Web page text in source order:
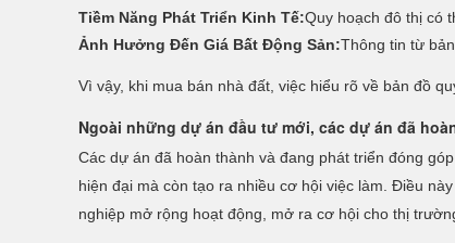
Tiềm Năng Phát Triển Kinh Tế:Quy hoạch đô thị có
Ảnh Hưởng Đến Giá Bất Động Sản:Thông tin từ
Vì vậy, khi mua bán nhà đất, việc hiểu rõ về bản đồ
Ngoài những dự án đầu tư mới, các dự án đã
Các dự án đã hoàn thành và đang phát triển đóng
hiện đại mà còn tạo ra nhiều cơ hội việc làm. Điều
nghiệp mở rộng hoạt động, mở ra cơ hội cho thị